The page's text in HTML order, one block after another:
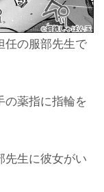
任の服部先生で
の薬指に指輪を
先生に彼女がい